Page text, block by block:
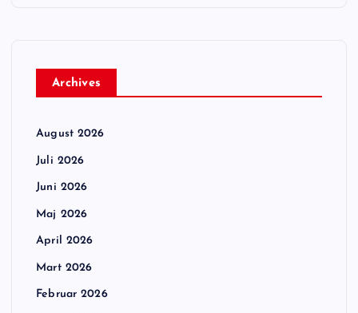
Archives
August 2026
Juli 2026
Juni 2026
Maj 2026
April 2026
Mart 2026
Februar 2026